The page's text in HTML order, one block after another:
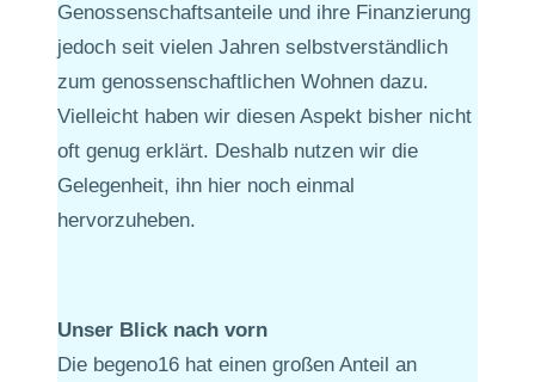
Genossenschaftsanteile und ihre Finanzierung
jedoch seit vielen Jahren selbstverständlich
zum genossenschaftlichen Wohnen dazu.
Vielleicht haben wir diesen Aspekt bisher nicht
oft genug erklärt. Deshalb nutzen wir die
Gelegenheit, ihn hier noch einmal
hervorzuheben.
Unser Blick nach vorn
Die begeno16 hat einen großen Anteil an